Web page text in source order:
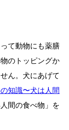
て動物にも薬膳
のトッピングか
ん。犬にあげて
知識〜犬は人間
間の食べ物」を